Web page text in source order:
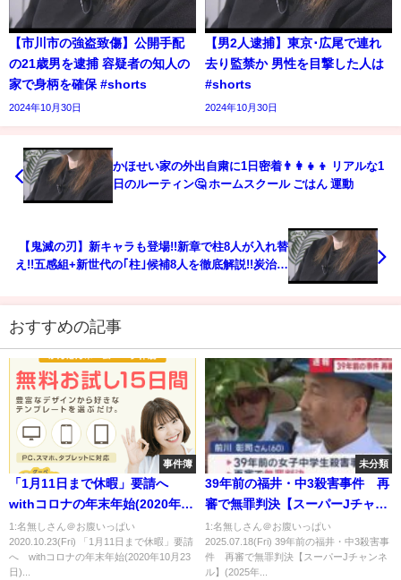
【市川市の強盗致傷】公開手配
の21歳男を逮捕 容疑者の知人の
家で身柄を確保 #shorts
2024年10月30日
【男2人逮捕】東京･広尾で連れ
去り監禁か 男性を目撃した人は
#shorts
2024年10月30日
かほせい家の外出自粛に1日密着👨‍👩‍👧‍👦 リアルな1
日のルーティン🤔 ホームスクール ごはん 運動
【鬼滅の刃】新キャラも登場!!新章で柱8人が入れ替
え!!五感組+新世代の｢柱｣候補8人を徹底解説!!炭治郎
おすすめの記事
事件簿
「1月11日まで休暇」要請へ
withコロナの年末年始(2020年10
月23日)
1:名無しさん＠お腹いっぱい
2020.10.23(Fri) 「1月11日まで休暇」要請
へ withコロナの年末年始(2020年10月23
日)...
未分類
39年前の福井・中3殺害事件 再
審で無罪判決【スーパーJチャン
ネル】(2025年7月18日)
1:名無しさん＠お腹いっぱい
2025.07.18(Fri) 39年前の福井・中3殺害事
件 再審で無罪判決【スーパーJチャンネ
ル】(2025年...